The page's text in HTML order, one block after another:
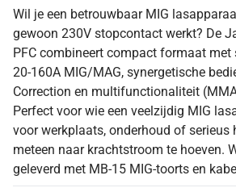
Wil je een betrouwbaar MIG
gewoon 230V stopcontact werkt? De
PFC combineert compact formaat met
20-160A MIG/MAG, synergetische
Correction en multifunctionaliteit
Perfect voor wie een veelzijdig MIG
voor werkplaats, onderhoud of serieus
meteen naar krachtstroom te hoeven.
geleverd met MB-15 MIG-toorts en